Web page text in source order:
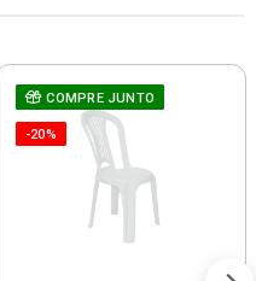
COMPRE JUNTO
-20%